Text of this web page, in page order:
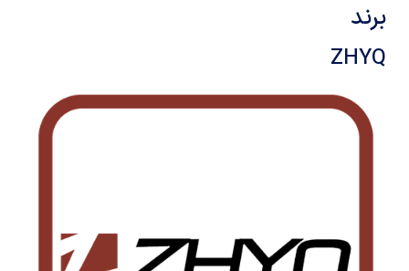
برند
ZHYQ